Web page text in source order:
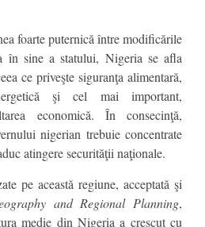
foarte puternică între modificările
în sine a statului, Nigeria se afla
ce priveşte siguranţa alimentară,
şi cel mai important,
economică. În consecinţă,
nigerian trebuie concentrate
atingere securităţii naţionale.
pe această regiune, acceptată şi
and Regional Planning,
medie din Nigeria a crescut cu